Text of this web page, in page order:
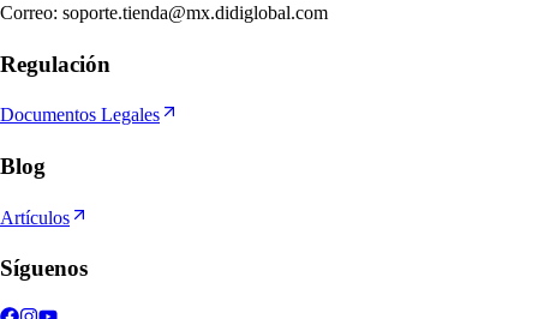
Correo: soporte.tienda@mx.didiglobal.com
Regulación
Documentos Legales
Blog
Artículos
Síguenos